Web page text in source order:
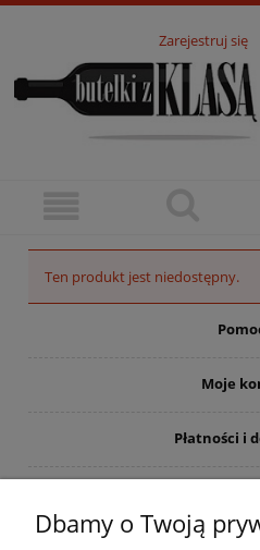
Zarejestruj się
Ten produkt jest niedostępny.
Moje
Płatności i
Dbamy o Twoją